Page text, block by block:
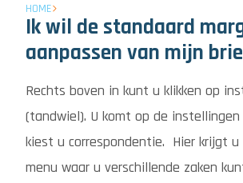
HOME
Ik wil de standaard
aanpassen van mijn
Rechts boven in kunt u klikken op
(tandwiel). U komt op de
kiest u correspondentie. Hier krijgt u
menu waar u verschillende zaken